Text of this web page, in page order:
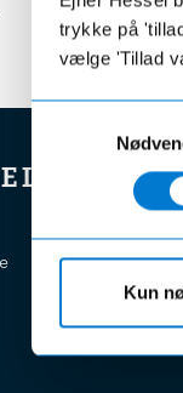
trykke på
vælge 'Tillad
Samtykkevalg
Kun